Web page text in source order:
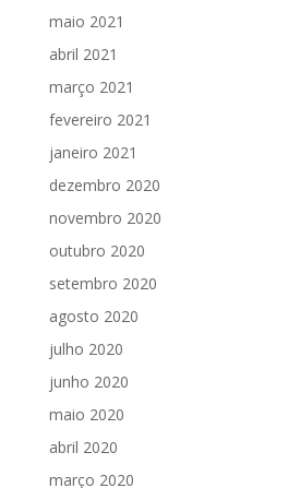
maio 2021
abril 2021
março 2021
fevereiro 2021
janeiro 2021
dezembro 2020
novembro 2020
outubro 2020
setembro 2020
agosto 2020
julho 2020
junho 2020
maio 2020
abril 2020
março 2020